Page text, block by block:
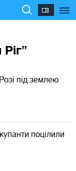
під землею
поцілили